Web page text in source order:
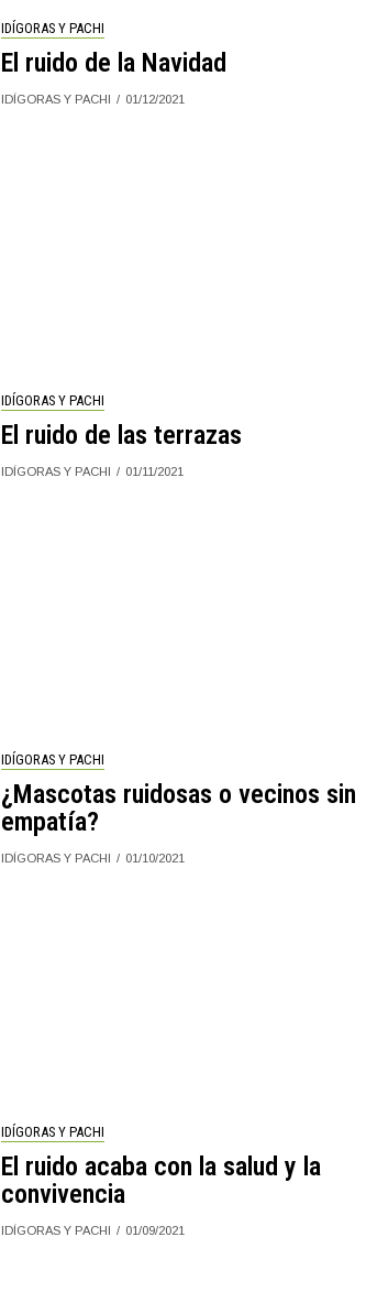
IDÍGORAS Y PACHI
El ruido de la Navidad
IDÍGORAS Y PACHI 01/12/2021
IDÍGORAS Y PACHI
El ruido de las terrazas
IDÍGORAS Y PACHI 01/11/2021
IDÍGORAS Y PACHI
¿Mascotas ruidosas o vecinos sin
empatía?
IDÍGORAS Y PACHI 01/10/2021
IDÍGORAS Y PACHI
El ruido acaba con la salud y la
convivencia
IDÍGORAS Y PACHI 01/09/2021